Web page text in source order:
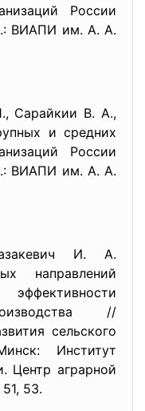
России
ВИАПИ им. А. А.
Сарайкии В. А.,
и средних
России
ВИАПИ им. А. А.
И. А.
направлений
//
сельского
Институт
Центр аграрной
53.